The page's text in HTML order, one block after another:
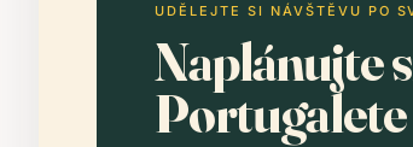
UDĚLEJTE SI NÁVŠTĚVU PO
Naplánujte
Portugalete